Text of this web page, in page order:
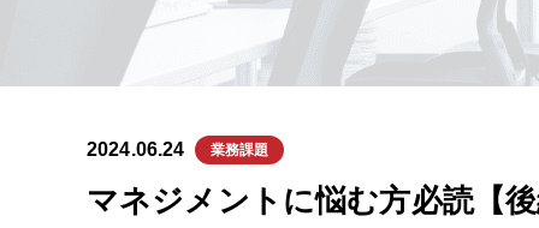
2024.06.24 業務課題
マネジメントに悩む方必読【